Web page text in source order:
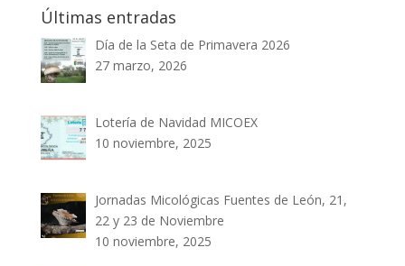
Últimas entradas
Día de la Seta de Primavera 2026
27 marzo, 2026
Lotería de Navidad MICOEX
10 noviembre, 2025
Jornadas Micológicas Fuentes de León, 21,
22 y 23 de Noviembre
10 noviembre, 2025